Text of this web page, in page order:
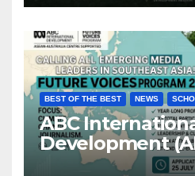
BEST OF THE BEST NEWS
ABC
Development
Voices Program